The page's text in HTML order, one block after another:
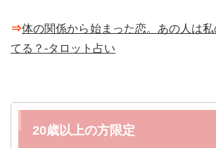
⇒体の関係から始まった恋。あの人は
てる？-タロット占い
20歳以上の方限定